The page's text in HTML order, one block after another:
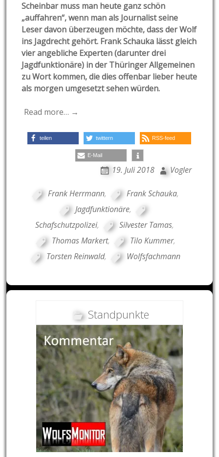
Scheinbar muss man heute ganz schön
„auffahren“, wenn man als Journalist seine
Leser davon überzeugen möchte, dass der Wolf
ins Jagdrecht gehört. Frank Schauka lässt gleich
vier angebliche Experten (darunter drei
Jagdfunktionäre) in der Thüringer Allgemeinen
zu Wort kommen, die dies offenbar lieber heute
als morgen umgesetzt sehen würden.
Read more… →
teilen twittern RSS-feed
E-Mail
19. Juli 2018 Vogler
Frank Herrmann, Frank Schauka,
Jagdfunktionäre,
Schafschutzpolizei, Silvester Tamas,
Thomas Markert, Tilo Kummer,
Torsten Reinwald, Wolfsfachmann
Standpunkte